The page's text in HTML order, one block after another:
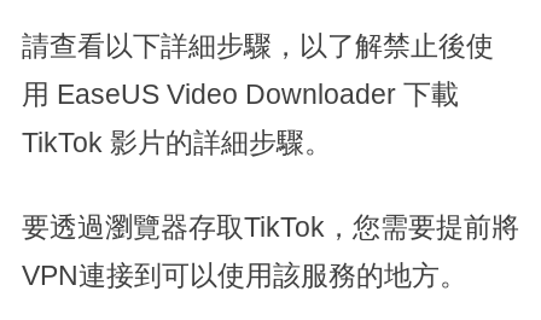
請查看以下詳細步驟，以了解禁止後使
用 EaseUS Video Downloader 下載
TikTok 影片的詳細步驟。
要透過瀏覽器存取TikTok，您需要提前將
VPN連接到可以使用該服務的地方。